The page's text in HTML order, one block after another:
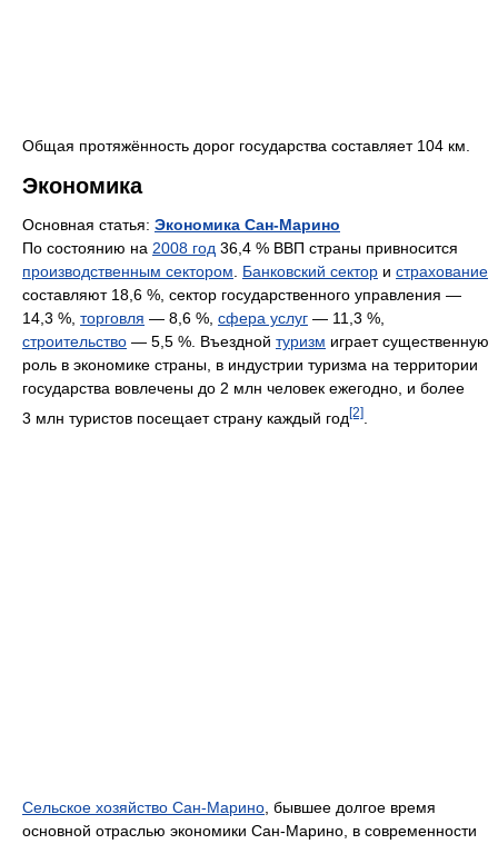
Общая протяжённость дорог государства составляет 104 км.
Экономика
Основная статья: Экономика Сан-Марино
По состоянию на 2008 год 36,4 % ВВП страны привносится
производственным сектором
Банковский сектор и страхование
составляют 18,6 %, сектор государственного управления —
14,3 %, торговля — 8,6 %, сфера услуг — 11,3 %,
строительство — 5,5 %. Въездной туризм играет существенную
роль в экономике страны, в индустрии туризма на территории
государства вовлечены до 2 млн человек ежегодно, и более
3 млн туристов посещает страну каждый год[2]
Сельское хозяйство Сан-Марино, бывшее долгое время
основной отраслью экономики Сан-Марино, в современности